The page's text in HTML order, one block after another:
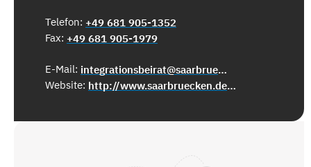
Telefon: +49 681 905-1352
Fax: +49 681 905-1979
E-Mail:
integrationsbeirat@saarbruecken.de
Website:
http://www.saarbruecken.de/integrationsbeirat